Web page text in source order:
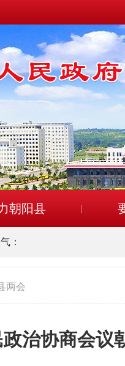
朝阳县
：
两会
治协商会议